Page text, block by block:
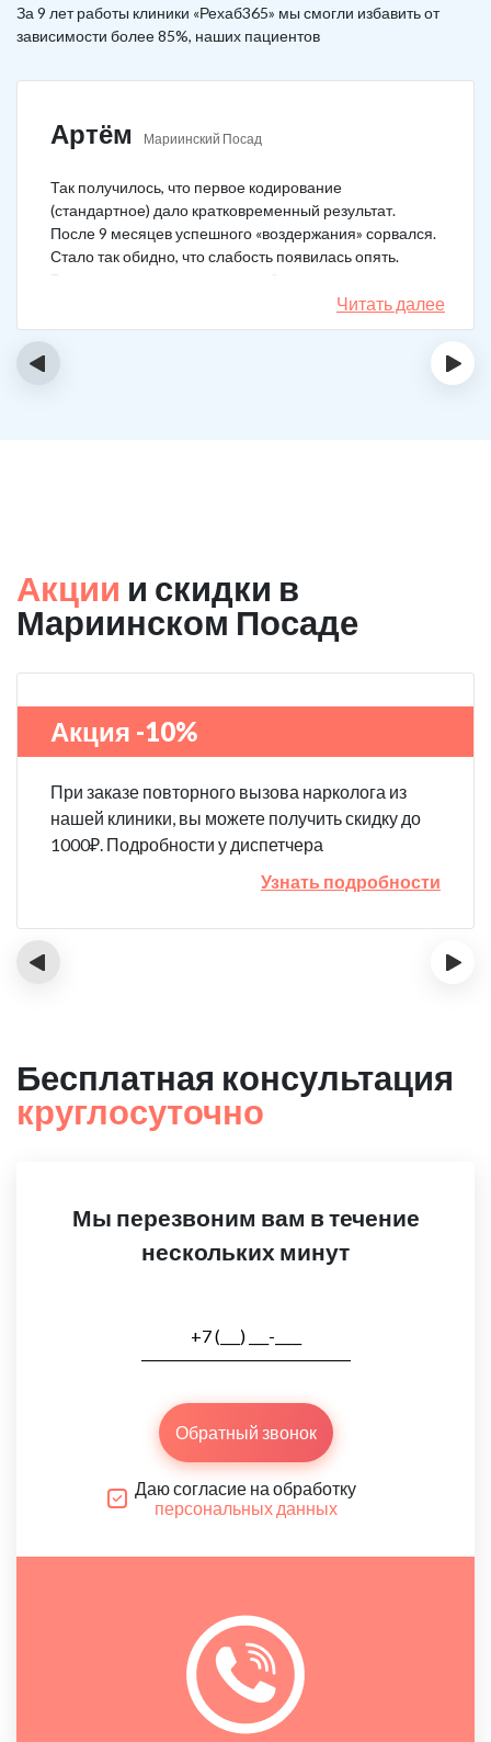
За 9 лет работы клиники «Рехаб365» мы смогли избавить от
зависимости более 85%, наших пациентов
Артём Мариинский Посад
Так получилось, что первое кодирование
(стандартное) дало кратковременный результат.
После 9 месяцев успешного «воздержания» сорвался.
Стало так обидно, что слабость появилась опять.
Решил не затягивать, и опять обратился в клинику.
Мне порекомендовали двойной блок. Согласился, и
сейчас не жалею. Уже два года в полной завязке.
Читать далее
‹ ›
Акции и скидки в
Мариинском Посаде
Акция -10%
При заказе повторного вызова нарколога из
нашей клиники, вы можете получить скидку до
1000₽. Подробности у диспетчера
Узнать подробности
‹ ›
Бесплатная консультация
круглосуточно
Мы перезвоним вам в течение
нескольких минут
Обратный звонок
Даю согласие на обработку
персональных данных